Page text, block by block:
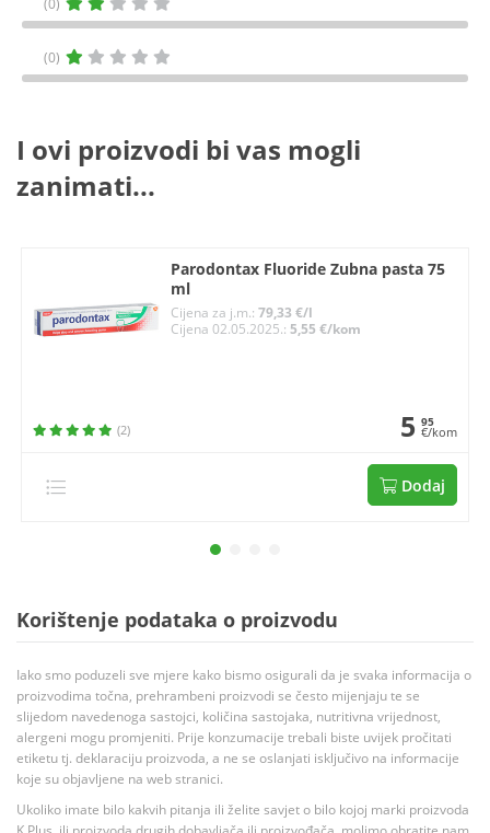
(0)
I ovi proizvodi bi vas mogli
zanimati...
Parodontax Fluoride Zubna pasta 75
ml
Cijena za j.m.: 79,33 €/l
Cijena 02.05.2025.: 5,55 €/kom
(2) 5 95
€/kom
Dodaj
Korištenje podataka o proizvodu
Iako smo poduzeli sve mjere kako bismo osigurali da je svaka informacija o
proizvodima točna, prehrambeni proizvodi se često mijenjaju te se
slijedom navedenoga sastojci, količina sastojaka, nutritivna vrijednost,
alergeni mogu promjeniti. Prije konzumacije trebali biste uvijek pročitati
etiketu tj. deklaraciju proizvoda, a ne se oslanjati isključivo na informacije
koje su objavljene na web stranici.
Ukoliko imate bilo kakvih pitanja ili želite savjet o bilo kojoj marki proizvoda